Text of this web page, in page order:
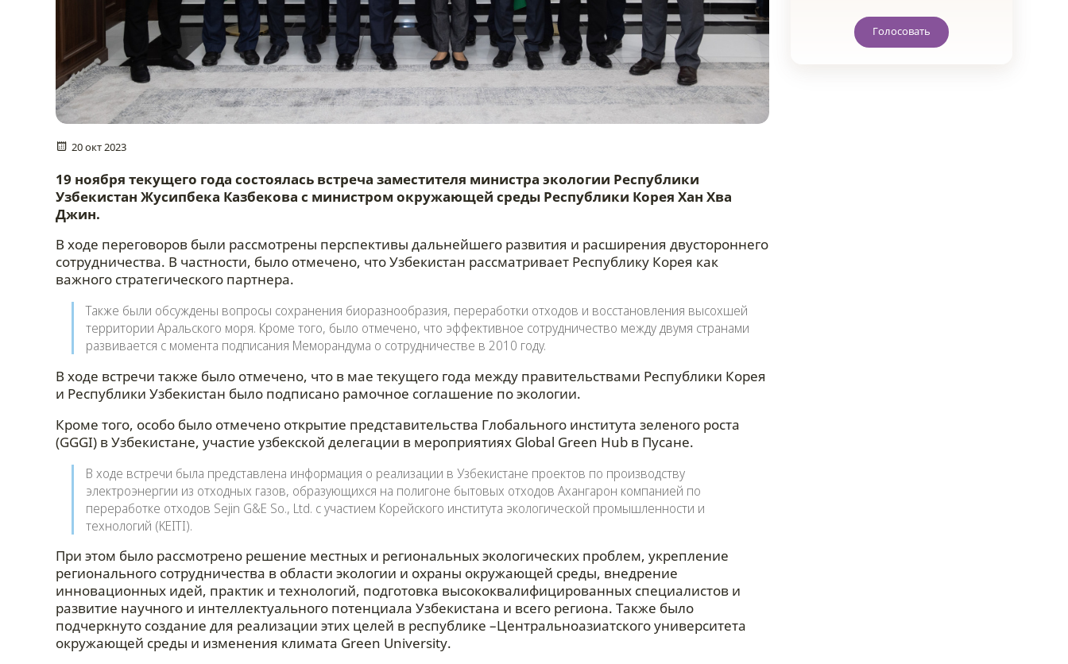
20 окт 2023
19 ноября текущего года состоялась встреча заместителя министра экологии Республики
Узбекистан Жусипбека Казбекова с министром окружающей среды Республики Корея Хан Хва
Джин.
В ходе переговоров были рассмотрены перспективы дальнейшего развития и расширения двустороннего
сотрудничества. В частности, было отмечено, что Узбекистан рассматривает Республику Корея как
важного стратегического партнера.
Также были обсуждены вопросы сохранения биоразнообразия, переработки отходов и восстановления высохшей
территории Аральского моря. Кроме того, было отмечено, что эффективное сотрудничество между двумя странами
развивается с момента подписания Меморандума о сотрудничестве в 2010 году.
В ходе встречи также было отмечено, что в мае текущего года между правительствами Республики Корея
и Республики Узбекистан было подписано рамочное соглашение по экологии.
Кроме того, особо было отмечено открытие представительства Глобального института зеленого роста
(GGGI) в Узбекистане, участие узбекской делегации в мероприятиях Global Green Hub в Пусане.
В ходе встречи была представлена информация о реализации в Узбекистане проектов по производству
электроэнергии из отходных газов, образующихся на полигоне бытовых отходов Ахангарон компанией по
переработке отходов Sejin G&E So., Ltd. с участием Корейского института экологической промышленности и
технологий (KEITI).
При этом было рассмотрено решение местных и региональных экологических проблем, укрепление
регионального сотрудничества в области экологии и охраны окружающей среды, внедрение
инновационных идей, практик и технологий, подготовка высококвалифицированных специалистов и
развитие научного и интеллектуального потенциала Узбекистана и всего региона. Также было
подчеркнуто создание для реализации этих целей в республике –Центральноазиатского университета
окружающей среды и изменения климата Green University.
Голосовать